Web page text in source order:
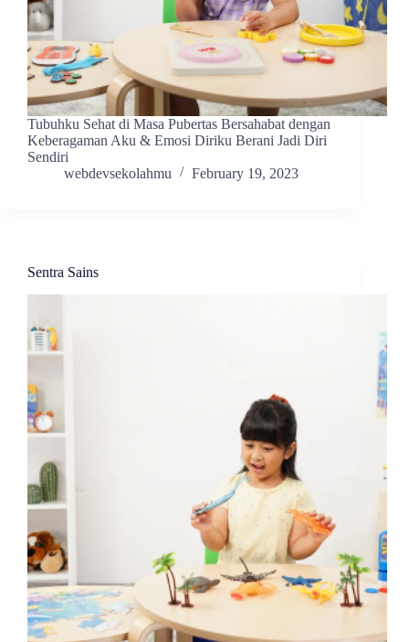
Tubuhku Sehat di Masa Pubertas Bersahabat dengan
Keberagaman Aku & Emosi Diriku Berani Jadi Diri
Sendiri
webdevsekolahmu
February 19, 2023
Sentra Sains